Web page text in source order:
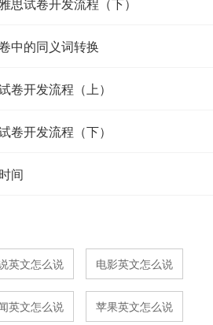
中的同义词转换
卷开发流程（上）
卷开发流程（下）
间
英文怎么说 电影英文怎么说
英文怎么说 苹果英文怎么说